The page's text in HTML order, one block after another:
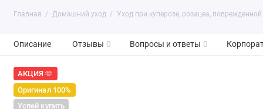
Главная Домашний уход Уход при куперозе, розацеа,
Описание Отзывы 0 Вопросы и ответы 0
АКЦИЯ 🫶
Оригинал 100%
Успей купить